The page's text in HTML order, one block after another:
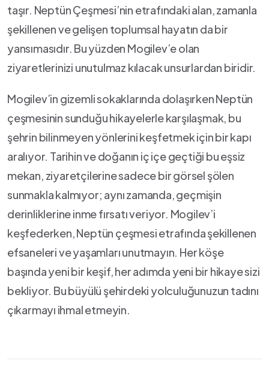
taşır. Neptün ‍Çeşmesi’nin etrafındaki alan, zamanla
şekillenen ve gelişen toplumsal hayatın da bir
yansımasıdır. ⁣Bu yüzden Mogilev’e olan
ziyaretlerinizi unutulmaz ​kılacak unsurlardan biridir.
Mogilev’in gizemli sokaklarında dolaşırken Neptün
çeşmesinin​ sunduğu hikayelerle ⁢karşılaşmak, ⁢bu
şehrin bilinmeyen yönlerini keşfetmek‍ için bir⁣ kapı
aralıyor. Tarihin ve ⁣doğanın iç içe geçtiği⁤ bu eşsiz
mekan, ziyaretçilerine sadece bir görsel şölen⁤
sunmakla kalmıyor; aynı zamanda, geçmişin
derinliklerine inme ​fırsatı‌ veriyor. Mogilev’i
keşfederken, Neptün çeşmesi ⁣etrafında⁢ şekillenen‌
efsaneleri ve yaşamları unutmayın. Her​ köşe
başında yeni bir keşif,⁤ her ‌adımda yeni⁤ bir‌ hikaye sizi⁤
bekliyor. Bu büyülü şehirdeki yolculuğunuzun‌ tadını
⁤çıkarmayı⁢ ihmal etmeyin.